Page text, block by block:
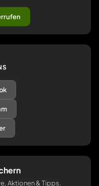
Aktionen & Tipps.